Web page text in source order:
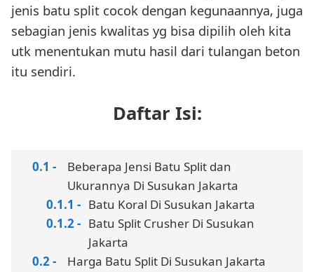
jenis batu split cocok dengan kegunaannya, juga
sebagian jenis kwalitas yg bisa dipilih oleh kita
utk menentukan mutu hasil dari tulangan beton
itu sendiri.
Daftar Isi:
Beberapa Jensi Batu Split dan
Ukurannya Di Susukan Jakarta
Batu Koral Di Susukan Jakarta
Batu Split Crusher Di Susukan
Jakarta
Harga Batu Split Di Susukan Jakarta